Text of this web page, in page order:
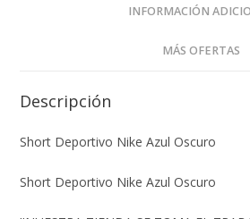
INFORMACIÓN
MÁS OFERTAS
Descripción
Short Deportivo Nike Azul Oscuro
Short Deportivo Nike Azul Oscuro